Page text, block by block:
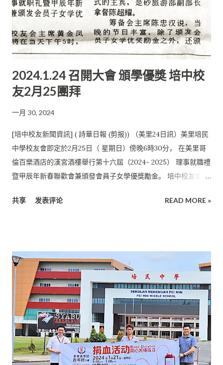
已離校的校友，可以透過此鏈接建立緊密的培中校友社群， 促進
校友之間的聯系與合作。 “通過收集基本信息，我們將打造一個
有機的校友網絡， 提供更好的溝通平台，加強校友關系，共同推
動發展。”
2024.1.24 召開大會 頒學優獎 培中校
友2月25團拜
一月 30, 2024
[培中校友新聞資訊] ( 詩華日報 (剪报)) （美里24日訊）美里培民
中學校友會即定於2月25日（ 星期日）傍晚6時30分， 在美里哥
倫百樂酒店的漢宮酒樓舉行第十六屆（2024- 2025） 理事就職禮
暨甲辰年新春聯歡會兼頒發會員子女學優獎勵金。 培中校友會主
會。 她呼籲，會員踴躍出席。 新春聯歡會的票券為每人50令
呈獻多個余興節目，讓大家感受良好的新春氣息。 欲知新春聯歡
會詳情或購票，可聯絡籌備會主席陳忠漢（電話號碼： 016-
8527770）或培中校友會主席黃金鳳（電話號碼： 019-
8646070）或副主席林欣蕾（電話號碼：016- 8519765）。
共享 发表评论 READ MORE »